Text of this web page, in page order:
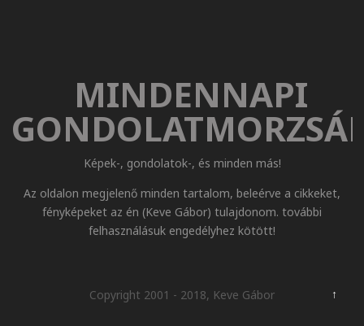
MINDENNAPI
Képek-, gondolatok-, és minden más!
Az oldalon megjelenő minden tartalom, beleérve a cikkeket,
fényképeket az én (Keve Gábor) tulajdonom. további
felhasználásuk engedélyhez kötött!
Copyright 2001 - 2018, Keve Gábor ↑